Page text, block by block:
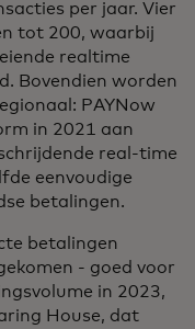
per jaar. Vier
tot 200, waarbij
realtime
Bovendien worden
PAYNow
in 2021 aan
real-time
eenvoudige
betalingen.
betalingen
- goed voor
in 2023,
House, dat